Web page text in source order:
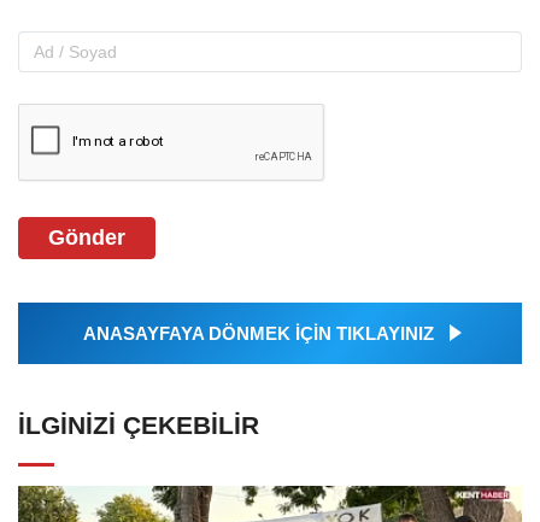
Gönder
ANASAYFAYA DÖNMEK İÇİN TIKLAYINIZ
İLGINIZI ÇEKEBILIR